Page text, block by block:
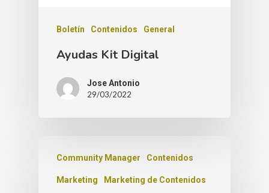
Boletín Contenidos General
Ayudas Kit Digital
Jose Antonio
29/03/2022
Community Manager Contenidos
Marketing Marketing de Contenidos